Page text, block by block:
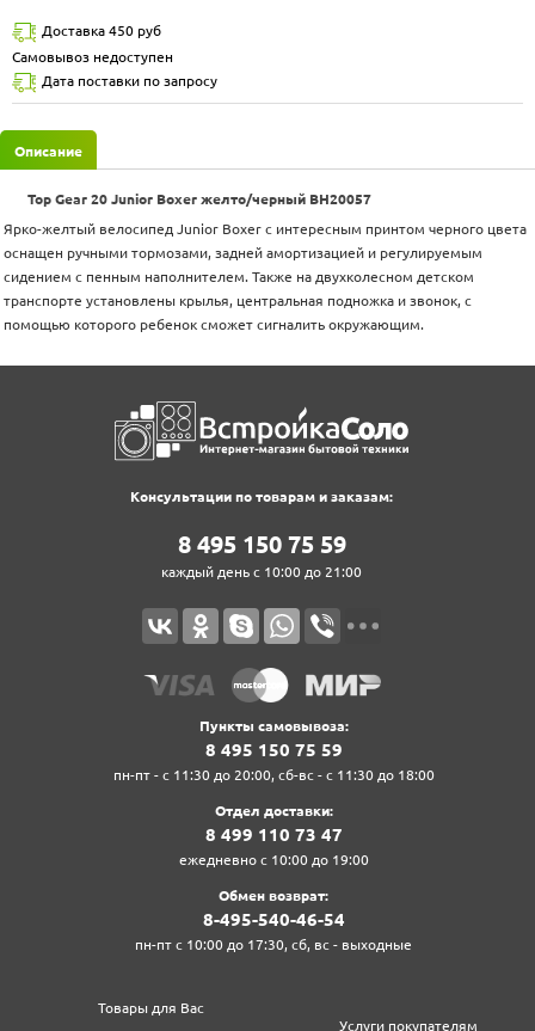
Доставка 450 руб
Самовывоз недоступен
Дата поставки по запросу
Описание
Top Gear 20 Junior Boxer желто/черный ВН20057
Ярко-желтый велосипед Junior Boxer с интересным принтом черного цвета
оснащен ручными тормозами, задней амортизацией и регулируемым
сидением с пенным наполнителем. Также на двухколесном детском
транспорте установлены крылья, центральная подножка и звонок, с
помощью которого ребенок сможет сигналить окружающим.
Консультации по товарам и заказам:
8‍ 4‍9‍5‍ 1‍5‍0‍ 7‍5‍ 5‍9‍
каждый день с 10:00 до 21:00
Пункты самовывоза:
8‍ 4‍9‍5‍ 1‍5‍0‍ 7‍5‍ 5‍9‍
пн-пт - с 11:30 до 20:00, сб-вс - с 11:30 до 18:00
Отдел доставки:
8‍ 4‍9‍9‍ 1‍1‍0‍ 7‍3‍ 4‍7‍
ежедневно с 10:00 до 19:00
Обмен возврат:
8‍-4‍9‍5‍-5‍4‍0‍-4‍6‍-5‍4‍
пн-пт с 10:00 до 17:30, сб, вс - выходные
Товары для Вас
Услуги покупателям